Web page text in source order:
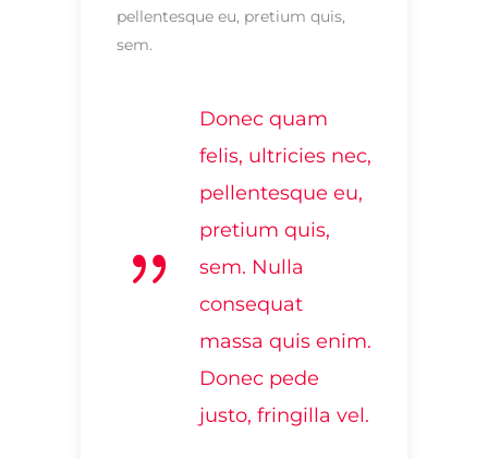
pellentesque eu, pretium quis,
sem.
Donec quam
felis, ultricies nec,
pellentesque eu,
pretium quis,
sem. Nulla
consequat
massa quis enim.
Donec pede
justo, fringilla vel.